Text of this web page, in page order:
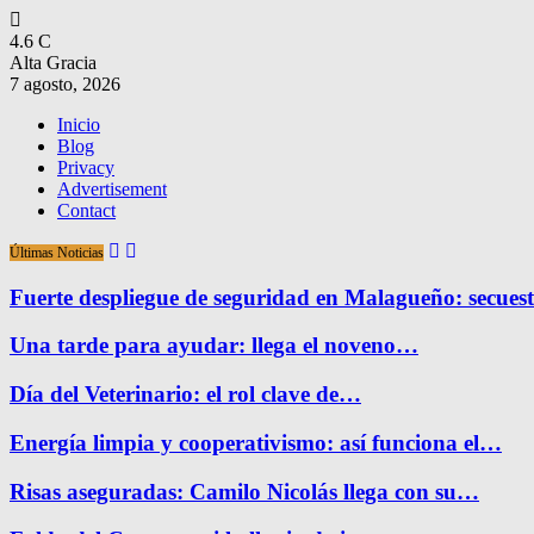
4.6 C
Alta Gracia
7 agosto, 2026
Inicio
Blog
Privacy
Advertisement
Contact
Últimas Noticias
Fuerte despliegue de seguridad en Malagueño:
Una tarde para ayudar: llega el noveno…
Día del Veterinario: el rol clave de…
Energía limpia y cooperativismo: así funciona el…
Risas aseguradas: Camilo Nicolás llega con su…